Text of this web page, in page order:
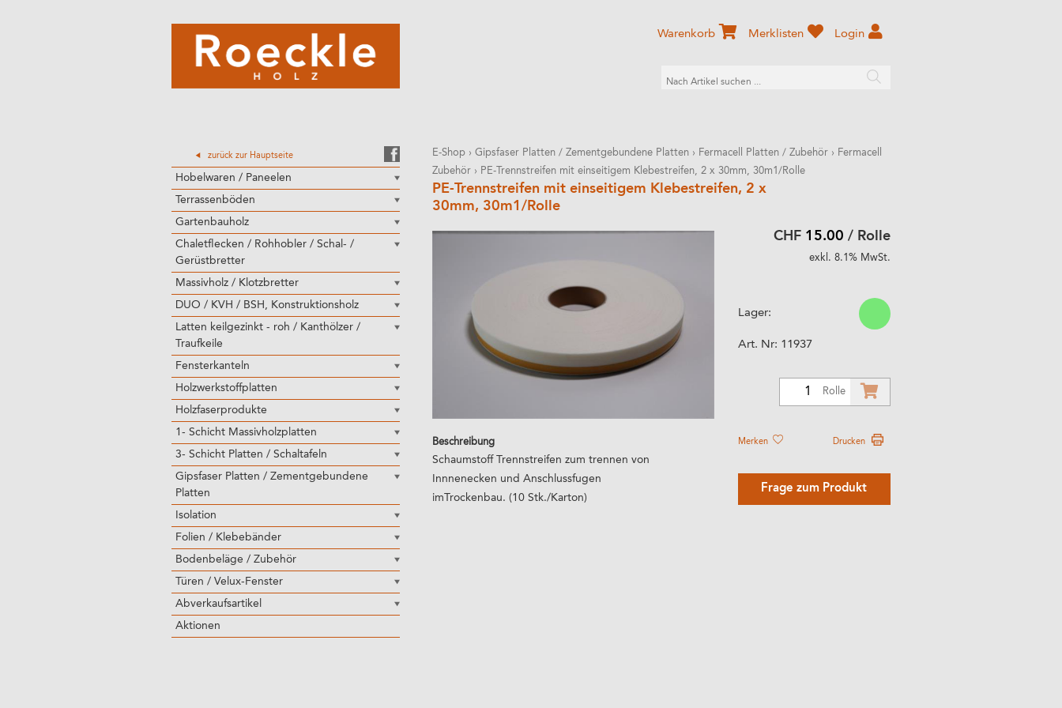
zurück zur Hauptseite
Hobelwaren / Paneelen
Terrassenböden
Gartenbauholz
Chaletflecken / Rohhobler / Schal- /
Gerüstbretter
Massivholz / Klotzbretter
DUO / KVH / BSH, Konstruktionsholz
Latten keilgezinkt - roh / Kanthölzer /
Traufkeile
Fensterkanteln
Holzwerkstoffplatten
Holzfaserprodukte
1- Schicht Massivholzplatten
3- Schicht Platten / Schaltafeln
Gipsfaser Platten / Zementgebundene
Platten
Isolation
Folien / Klebebänder
Bodenbeläge / Zubehör
Türen / Velux-Fenster
Abverkaufsartikel
Aktionen
Warenkorb Merklisten Login
E-Shop › Gipsfaser Platten / Zementgebundene Platten › Fermacell Platten / Zubehör › Fermacell
Zubehör › PE-Trennstreifen mit einseitigem Klebestreifen, 2 x 30mm, 30m1/Rolle
PE-Trennstreifen mit einseitigem Klebestreifen, 2 x
30mm, 30m1/Rolle
Beschreibung
Schaumstoff Trennstreifen zum trennen von
Innnenecken und Anschlussfugen
imTrockenbau. (10 Stk./Karton)
CHF 15.00 / Rolle
exkl. 8.1% MwSt.
Lager:
Art. Nr: 11937
Rolle
Merken Drucken
Frage zum Produkt